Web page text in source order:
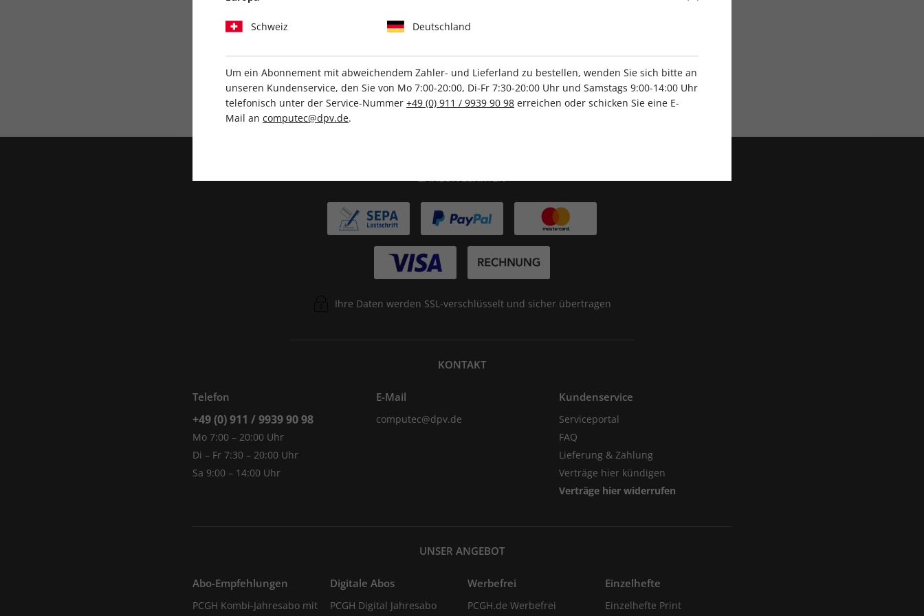
IHRE ABO-VORTEILE
Direkt vom Verlag Tolle Prämien Gratis Versand Exklusive Rabatte
ZAHLUNGSARTEN
Ihre Daten werden SSL-verschlüsselt und sicher übertragen
KONTAKT
Telefon
+49 (0) 911 / 9939 90 98
Mo 7:00 – 20:00 Uhr
Di – Fr 7:30 – 20:00 Uhr
Sa 9:00 – 14:00 Uhr
E-Mail
computec@dpv.de
Kundenservice
Serviceportal
FAQ
Lieferung & Zahlung
Verträge hier kündigen
Verträge hier widerrufen
UNSER ANGEBOT
Abo-Empfehlungen
PCGH Kombi-Jahresabo mit
Digitale Abos
PCGH Digital Jahresabo
Werbefrei
PCGH.de Werbefrei
Einzelhefte
Einzelhefte Print
Schweiz Deutschland
Um ein Abonnement mit abweichendem Zahler- und Lieferland zu bestellen, wenden Sie sich bitte an
unseren Kundenservice, den Sie von Mo 7:00-20:00, Di-Fr 7:30-20:00 Uhr und Samstags 9:00-14:00 Uhr
telefonisch unter der Service-Nummer +49 (0) 911 / 9939 90 98 erreichen oder schicken Sie eine E-
Mail an computec@dpv.de.